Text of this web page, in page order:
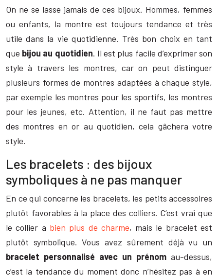
On ne se lasse jamais de ces bijoux. Hommes, femmes
ou enfants, la montre est toujours tendance et très
utile dans la vie quotidienne. Très bon choix en tant
que bijou au quotidien. Il est plus facile d’exprimer son
style à travers les montres, car on peut distinguer
plusieurs formes de montres adaptées à chaque style,
par exemple les montres pour les sportifs, les montres
pour les jeunes, etc. Attention, il ne faut pas mettre
des montres en or au quotidien, cela gâchera votre
style.
Les bracelets : des bijoux
symboliques à ne pas manquer
En ce qui concerne les bracelets, les petits accessoires
plutôt favorables à la place des colliers. C’est vrai que
le collier a bien plus de charme, mais le bracelet est
plutôt symbolique. Vous avez sûrement déjà vu un
bracelet personnalisé avec un prénom au-dessus,
c’est la tendance du moment donc n’hésitez pas à en